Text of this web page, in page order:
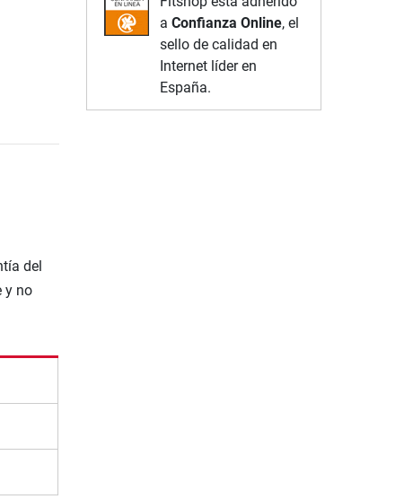
del
y no
a Confianza Online, el
sello de calidad en
Internet líder en
España.